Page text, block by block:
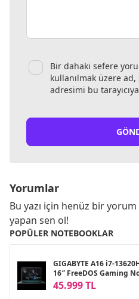
Bir dahaki sefere
kullanılmak üzere
adresimi bu
Yorumlar
Bu yazı için henüz bir
yapan sen ol!
POPÜLER NOTEBOOKLAR
GIGABYTE A16 i7-
16″ FreeDOS Gaming
45.999 TL